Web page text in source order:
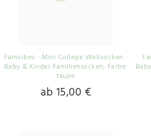
Famvibes - Mini College Wollsocken -
Baby & Kinder Familiensocken, Farbe:
taupe
ab 15,00 €